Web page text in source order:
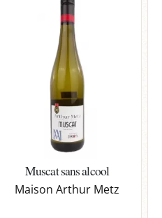
Muscat sans alcool
Maison Arthur Metz